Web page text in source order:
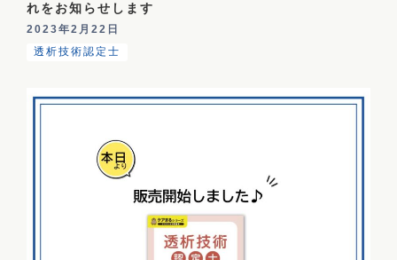
れをお知らせします
2023年2月22日
透析技術認定士